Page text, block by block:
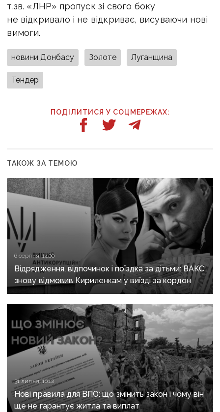
т.зв. «ЛНР» пропуск зі свого боку
не відкривало і не відкриває, висуваючи нові
вимоги.
новини Донбасу Золоте Луганщина
Тендер
ПОДІЛИТИСЯ У СОЦМЕРЕЖАХ:
ТАКОЖ ЗА ТЕМОЮ
6 серпня, 14:00
Відрядження, відпочинок і поїздка за дітьми: ВАКС
знову відмовив Кириленкам у виїзді за кордон
31 липня, 10:12
Нові правила для ВПО: що змінить закон і чому він
ще не гарантує житла та виплат